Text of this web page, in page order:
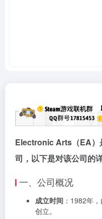
Electronic Arts（EA）
司，以下是对该公司的
一、公司概况
成立时间 ：1982年
创立。